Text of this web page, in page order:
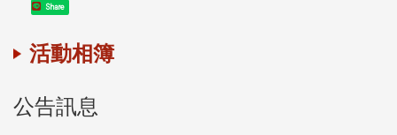
Share
活動相簿
公告訊息